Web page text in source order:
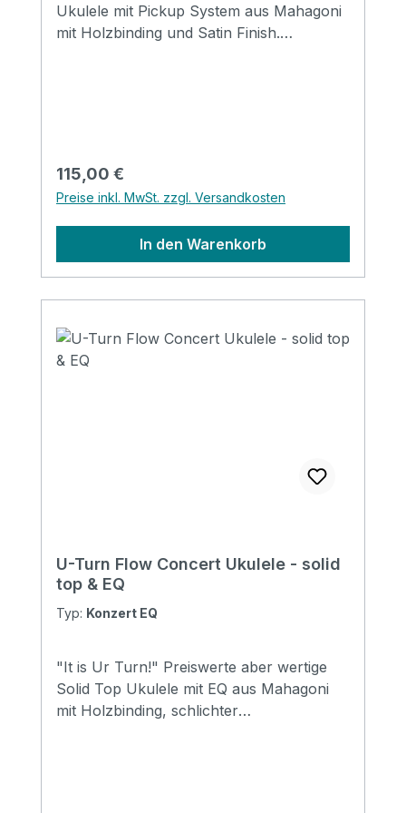
Ukulele mit Pickup System aus Mahagoni
mit Holzbinding und Satin Finish.
Advanced ABS Strings: Aquila
Supernylgut Finish: Matt EQ: LIREVO UK
2T
Regulärer Preis:
115,00 €
Preise inkl. MwSt. zzgl. Versandkosten
In den Warenkorb
U-Turn Flow Concert Ukulele - solid
top & EQ
Typ: Konzert EQ
"It is Ur Turn!" Preiswerte aber wertige
Solid Top Ukulele mit EQ aus Mahagoni
mit Holzbinding, schlichter